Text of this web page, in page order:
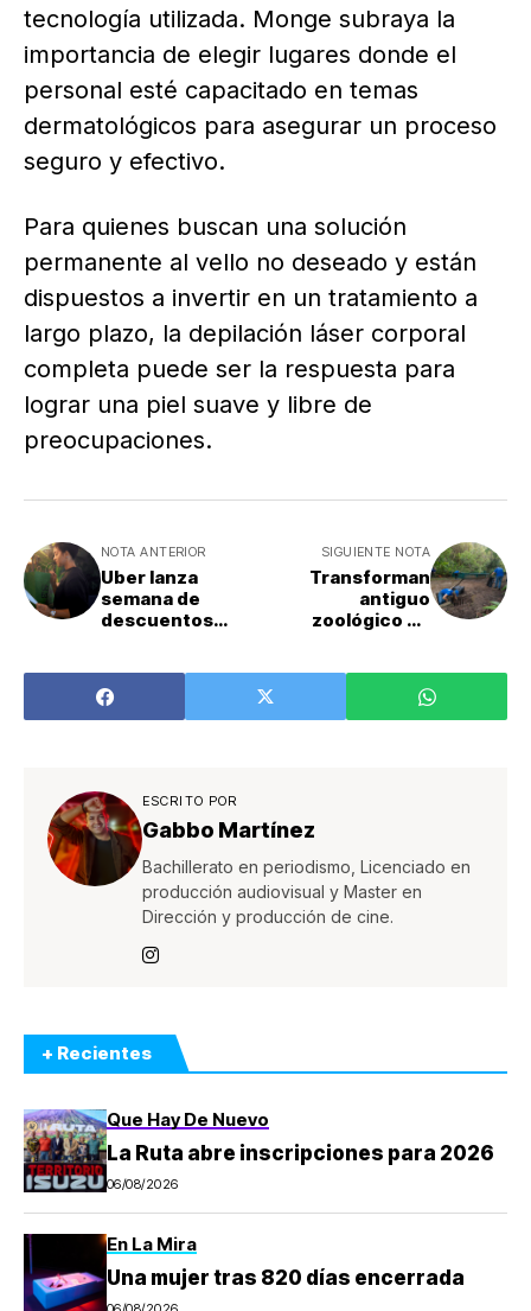
tecnología utilizada. Monge subraya la
importancia de elegir lugares donde el
personal esté capacitado en temas
dermatológicos para asegurar un proceso
seguro y efectivo.
Para quienes buscan una solución
permanente al vello no deseado y están
dispuestos a invertir en un tratamiento a
largo plazo, la depilación láser corporal
completa puede ser la respuesta para
lograr una piel suave y libre de
preocupaciones.
NOTA ANTERIOR
Uber lanza
semana de
descuentos
Costa Rica
SIGUIENTE NOTA
Transforman
antiguo
zoológico en
José
ESCRITO POR
Gabbo Martínez
Bachillerato en periodismo, Licenciado en
producción audiovisual y Master en
Dirección y producción de cine.
+ Recientes
Que Hay De Nuevo
La Ruta abre inscripciones para 2026
06/08/2026
En La Mira
Una mujer tras 820 días encerrada